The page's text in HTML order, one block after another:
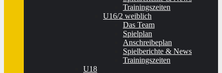
Trainingszeiten
U16/2 weiblich
Das Team
Spielplan
Anschreibeplan
Spielberichte & News
Trainingszeiten
U18